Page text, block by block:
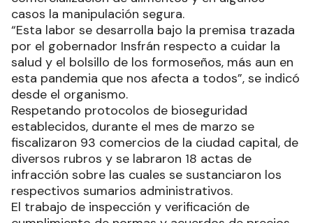
casos la manipulación segura.
“Esta labor se desarrolla bajo la premisa trazada
por el gobernador Insfrán respecto a cuidar la
salud y el bolsillo de los formoseños, más aun en
esta pandemia que nos afecta a todos”, se indicó
desde el organismo.
Respetando protocolos de bioseguridad
establecidos, durante el mes de marzo se
fiscalizaron 93 comercios de la ciudad capital, de
diversos rubros y se labraron 18 actas de
infracción sobre las cuales se sustanciaron los
respectivos sumarios administrativos.
El trabajo de inspección y verificación de